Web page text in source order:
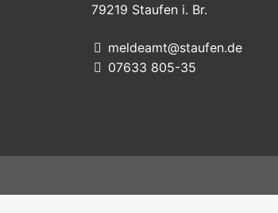
79219 Staufen i. Br.
meldeamt@staufen.de
07633 805-35